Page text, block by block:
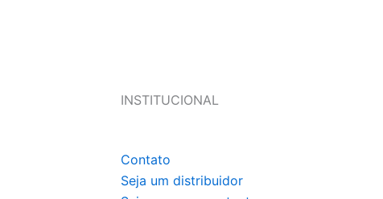
INSTITUCIONAL
Contato
Seja um distribuidor